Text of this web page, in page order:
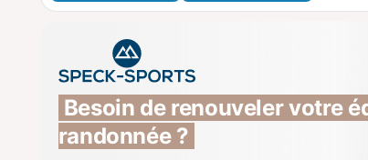
Besoin de renouveler votre
randonnée ?